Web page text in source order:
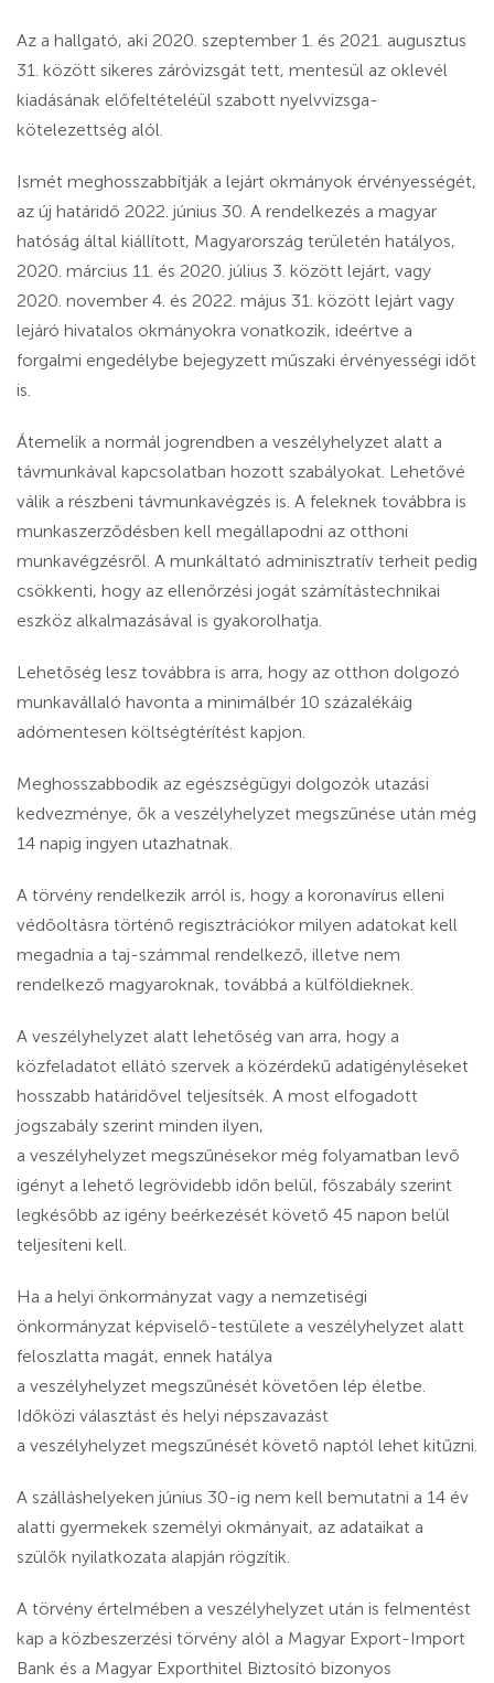
Az a hallgató, aki 2020. szeptember 1. és 2021. augusztus
31. között sikeres záróvizsgát tett, mentesül az oklevél
kiadásának előfeltételéül szabott nyelvvizsga-
kötelezettség alól.
Ismét meghosszabbítják a lejárt okmányok érvényességét,
az új határidő 2022. június 30. A rendelkezés a magyar
hatóság által kiállított, Magyarország területén hatályos,
2020. március 11. és 2020. július 3. között lejárt, vagy
2020. november 4. és 2022. május 31. között lejárt vagy
lejáró hivatalos okmányokra vonatkozik, ideértve a
forgalmi engedélybe bejegyzett műszaki érvényességi időt
is.
Átemelik a normál jogrendben a veszélyhelyzet alatt a
távmunkával kapcsolatban hozott szabályokat. Lehetővé
válik a részbeni távmunkavégzés is. A feleknek továbbra is
munkaszerződésben kell megállapodni az otthoni
munkavégzésről. A munkáltató adminisztratív terheit pedig
csökkenti, hogy az ellenőrzési jogát számítástechnikai
eszköz alkalmazásával is gyakorolhatja.
Lehetőség lesz továbbra is arra, hogy az otthon dolgozó
munkavállaló havonta a minimálbér 10 százalékáig
adómentesen költségtérítést kapjon.
Meghosszabbodik az egészségügyi dolgozók utazási
kedvezménye, ők a veszélyhelyzet megszűnése után még
14 napig ingyen utazhatnak.
A törvény rendelkezik arról is, hogy a koronavírus elleni
védőoltásra történő regisztrációkor milyen adatokat kell
megadnia a taj-számmal rendelkező, illetve nem
rendelkező magyaroknak, továbbá a külföldieknek.
A veszélyhelyzet alatt lehetőség van arra, hogy a
közfeladatot ellátó szervek a közérdekű adatigényléseket
hosszabb határidővel teljesítsék. A most elfogadott
jogszabály szerint minden ilyen,
a veszélyhelyzet megszűnésekor még folyamatban levő
igényt a lehető legrövidebb időn belül, főszabály szerint
legkésőbb az igény beérkezését követő 45 napon belül
teljesíteni kell.
Ha a helyi önkormányzat vagy a nemzetiségi
önkormányzat képviselő-testülete a veszélyhelyzet alatt
feloszlatta magát, ennek hatálya
a veszélyhelyzet megszűnését követően lép életbe.
Időközi választást és helyi népszavazást
a veszélyhelyzet megszűnését követő naptól lehet kitűzni.
A szálláshelyeken június 30-ig nem kell bemutatni a 14 év
alatti gyermekek személyi okmányait, az adataikat a
szülők nyilatkozata alapján rögzítik.
A törvény értelmében a veszélyhelyzet után is felmentést
kap a közbeszerzési törvény alól a Magyar Export-Import
Bank és a Magyar Exporthitel Biztosító bizonyos